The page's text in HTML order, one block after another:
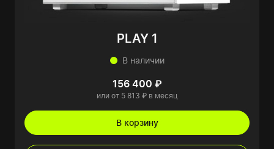
PLAY 1
В наличии
156 400 ₽
или от 5 813 ₽ в месяц
В корзину